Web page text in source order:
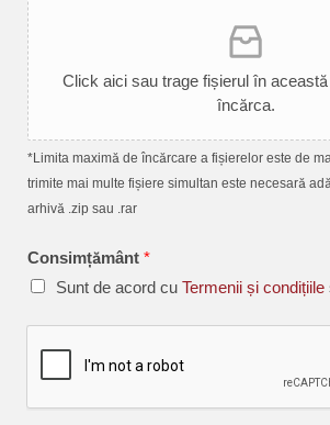
Click aici sau trage fișierul în
încărca.
*Limita maximă de încărcare a fișierelor este de
trimite mai multe fișiere simultan este necesară
arhivă .zip sau .rar
Consimțământ *
Sunt de acord cu Termenii și condițiile